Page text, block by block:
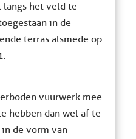
langs het veld te
in de
terras alsmede op
vuurwerk mee
hebben dan wel af te
de vorm van